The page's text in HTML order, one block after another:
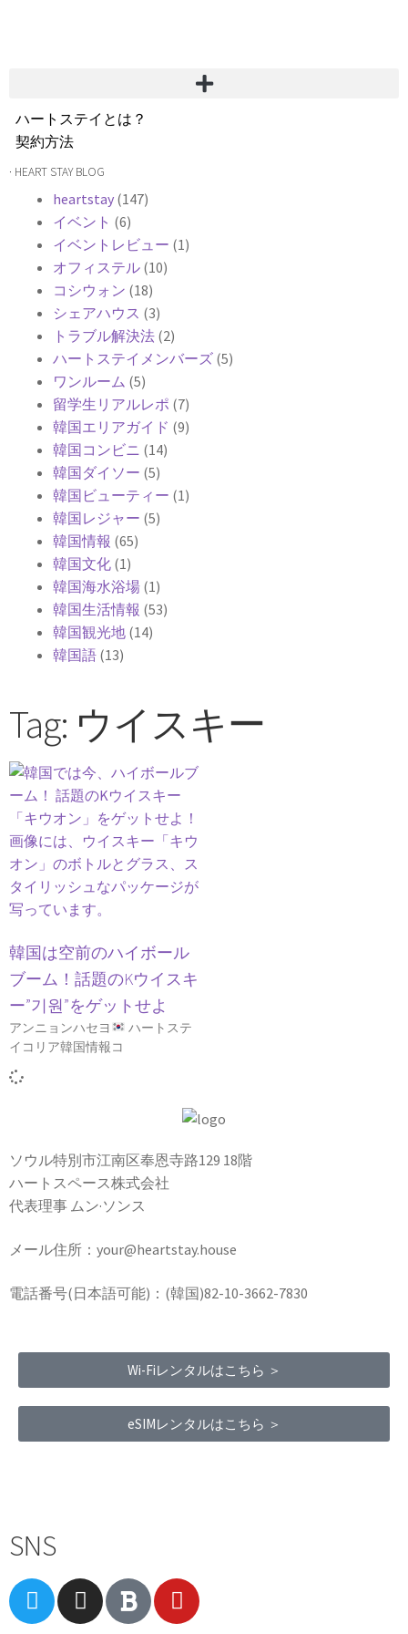
ハートステイとは？
契約方法
韓国不動産情報
よくある質問
Heartee
· HEART STAY BLOG
heartstay (147)
イベント (6)
イベントレビュー (1)
オフィステル (10)
コシウォン (18)
シェアハウス (3)
トラブル解決法 (2)
ハートステイメンバーズ (5)
ワンルーム (5)
留学生リアルレポ (7)
韓国エリアガイド (9)
韓国コンビニ (14)
韓国ダイソー (5)
韓国ビューティー (1)
韓国レジャー (5)
韓国情報 (65)
韓国文化 (1)
韓国海水浴場 (1)
韓国生活情報 (53)
韓国観光地 (14)
韓国語 (13)
Tag: ウイスキー
韓国は空前のハイボール
ブーム！話題のKウイスキ
ー”기원”をゲットせよ
アンニョンハセヨ
ハートステ
イコリア韓国情報コ
ソウル特別市江南区奉恩寺路129 18階
ハートスペース株式会社
代表理事 ムン·ソンス
メール住所：your@heartstay.house
電話番号(日本語可能)：(韓国)82-10-3662-7830
Wi-Fiレンタルはこちら ＞
eSIMレンタルはこちら ＞
SNS